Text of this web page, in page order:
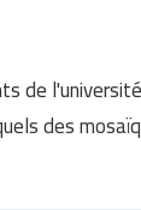
de
des